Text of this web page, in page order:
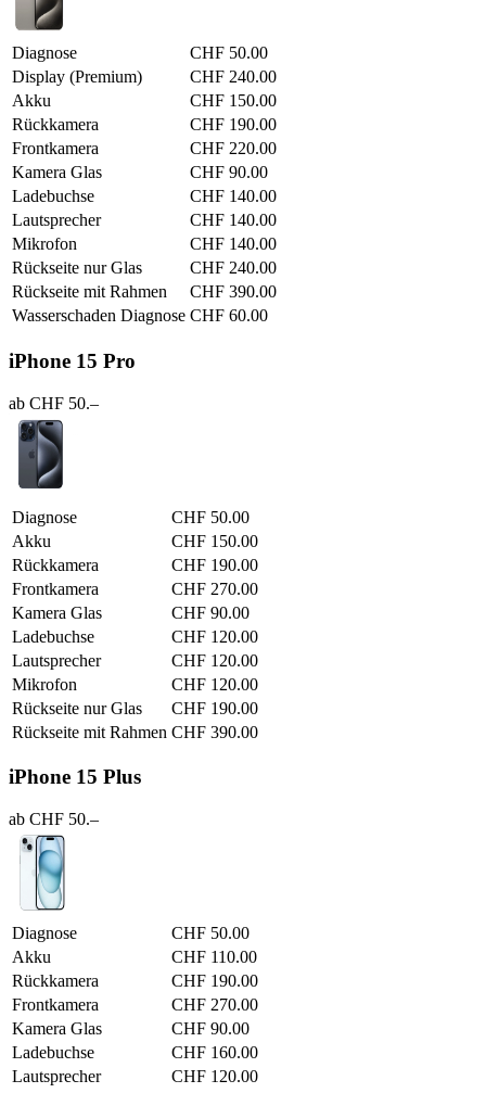
Diagnose
CHF 50.00
Display (Premium)
CHF 240.00
Akku
CHF 150.00
Rückkamera
CHF 190.00
Frontkamera
CHF 220.00
Kamera Glas
CHF 90.00
Ladebuchse
CHF 140.00
Lautsprecher
CHF 140.00
Mikrofon
CHF 140.00
Rückseite nur Glas
CHF 240.00
Rückseite mit Rahmen
CHF 390.00
Wasserschaden Diagnose CHF 60.00
iPhone 15 Pro
ab CHF 50.–
Diagnose
CHF 50.00
Akku
CHF 150.00
Rückkamera
CHF 190.00
Frontkamera
CHF 270.00
Kamera Glas
CHF 90.00
Ladebuchse
CHF 120.00
Lautsprecher
CHF 120.00
Mikrofon
CHF 120.00
Rückseite nur Glas
CHF 190.00
Rückseite mit Rahmen CHF 390.00
iPhone 15 Plus
ab CHF 50.–
Diagnose
CHF 50.00
Akku
CHF 110.00
Rückkamera
CHF 190.00
Frontkamera
CHF 270.00
Kamera Glas
CHF 90.00
Ladebuchse
CHF 160.00
Lautsprecher
CHF 120.00